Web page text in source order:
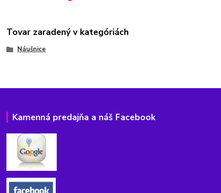
Tovar zaradený v kategóriách
Náušnice
Kamenná predajňa a náš Facebook